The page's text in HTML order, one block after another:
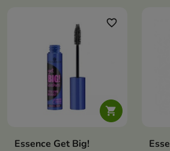

favorite_border
Essence Get Big!